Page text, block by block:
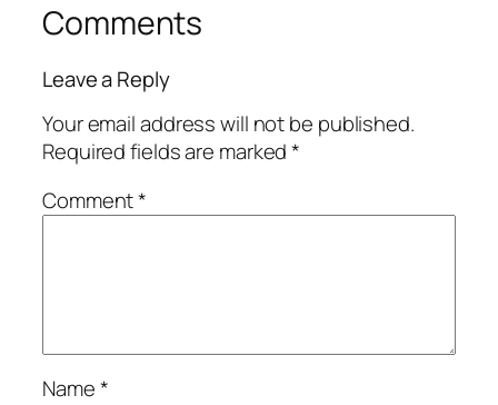
Comments
Leave a Reply
Your email address will not be published.
Required fields are marked*
Comment*
Name*